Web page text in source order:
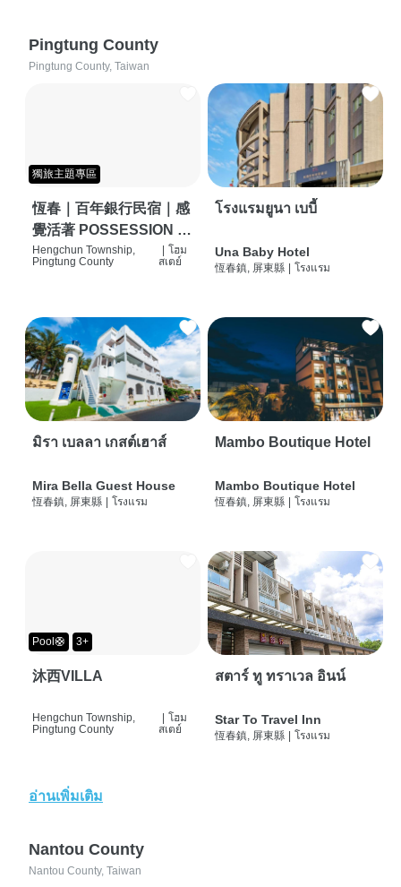
Pingtung County
Pingtung County, Taiwan
獨旅主題專區
恆春｜百年銀行民宿｜感
覺活著 POSSESSION |
背包客棧 | 恆春必住特色
Hengchun Township,
Pingtung County
โฮม
สเตย์
โรงแรมยูนา เบบี้
Una Baby Hotel
恆春鎮, 屏東縣 โรงแรม
มิรา เบลลา เกสต์เฮาส์
Mira Bella Guest House
恆春鎮, 屏東縣 โรงแรม
Mambo Boutique Hotel
Mambo Boutique Hotel
恆春鎮, 屏東縣 โรงแรม
Pool🛟 3+
沐西VILLA
Hengchun Township,
Pingtung County
โฮม
สเตย์
สตาร์ ทู ทราเวล อินน์
Star To Travel Inn
恆春鎮, 屏東縣 โรงแรม
อ่านเพิ่มเติม
Nantou County
Nantou County, Taiwan